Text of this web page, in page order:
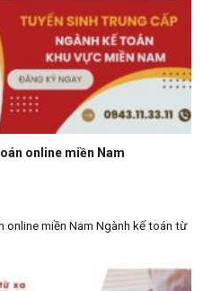
online miền Nam
online miền Nam Ngành kế toán từ